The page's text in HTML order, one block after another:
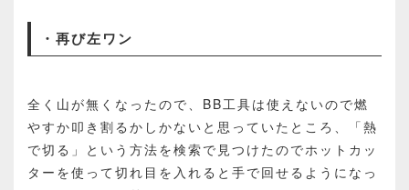
・再び左ワン
全く山が無くなったので、BB工具は使えないので燃
やすか叩き割るかしかないと思っていたところ、「熱
で切る」という方法を検索で見つけたのでホットカッ
ターを使って切れ目を入れると手で回せるようになっ